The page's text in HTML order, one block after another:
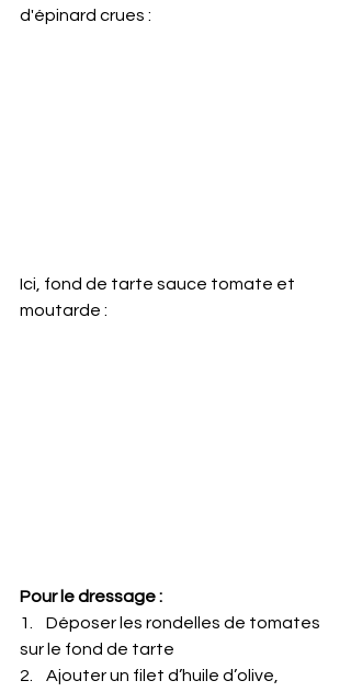
d'épinard crues :
Ici, fond de tarte sauce tomate et
moutarde :
Pour le dressage :
1.    Déposer les rondelles de tomates
sur le fond de tarte
2.    Ajouter un filet d’huile d’olive,